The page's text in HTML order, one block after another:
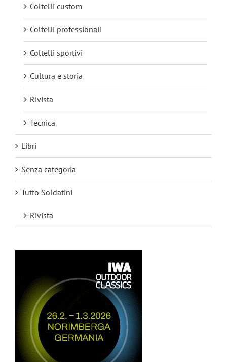
Coltelli custom
Coltelli professionali
Coltelli sportivi
Cultura e storia
Rivista
Tecnica
Libri
Senza categoria
Tutto Soldatini
Rivista